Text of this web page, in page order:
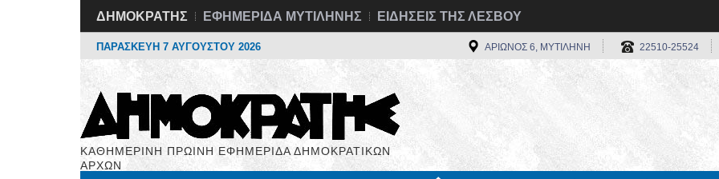
ΔΗΜΟΚΡΑΤΗΣ ΕΦΗΜΕΡΙΔΑ ΜΥΤΙΛΗΝΗΣ ΕΙΔΗΣΕΙΣ ΤΗΣ ΛΕΣΒΟΥ
ΠΑΡΑΣΚΕΥΗ 7 ΑΥΓΟΥΣΤΟΥ 2026 ΑΡΙΩΝΟΣ 6, ΜΥΤΙΛΗΝΗ 22510-25524
ΚΑΘΗΜΕΡΙΝΗ ΠΡΩΙΝΗ ΕΦΗΜΕΡΙΔΑ ΔΗΜΟΚΡΑΤΙΚΩΝ
ΑΡΧΩΝ